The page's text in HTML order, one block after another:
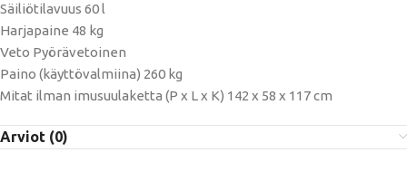
Säiliötilavuus 60 l
Harjapaine 48 kg
Veto Pyörävetoinen
Paino (käyttövalmiina) 260 kg
Mitat ilman imusuulaketta (P x L x K) 142 x 58 x 117 cm
Arviot (0)